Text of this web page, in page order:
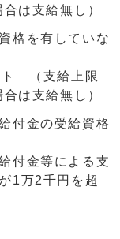
は支給無し）
格を有していな
ト （支給上限
は支給無し）
付金の受給資格
付金等による支
1万2千円を超